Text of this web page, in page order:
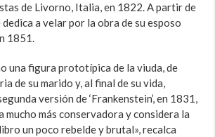
de Livorno, Italia, en 1822. A partir de
a velar por la obra de su esposo
1851.
una figura prototípica de la viuda, de
de su marido y, al final de su vida,
versión de ‘Frankenstein’, en 1831,
mucho más conservadora y considera la
un poco rebelde y brutal», recalca